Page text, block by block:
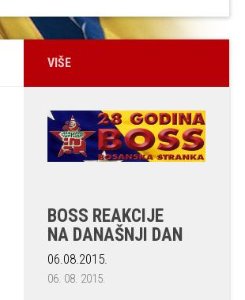
VIŠE
BOSS REAKCIJE
NA DANAŠNJI DAN
06.08.2015.
06. 08. 2015.